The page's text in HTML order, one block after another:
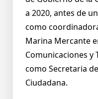
a 2020, antes de
como
Marina Mercante
Comunicaciones y
como Secretaria
Ciudadana.